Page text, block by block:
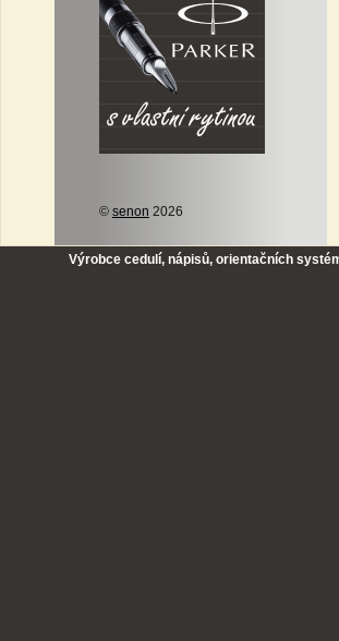
© senon 2026
Výrobce cedulí, nápisů, orientačních